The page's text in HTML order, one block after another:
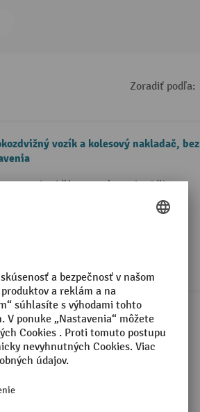
Zoradiť podľa:
vozík a kolesový nakladač, bez
vidlíc, na uchytenie vidlicou
s dlhou životnosťou, dajú sa vymeniť